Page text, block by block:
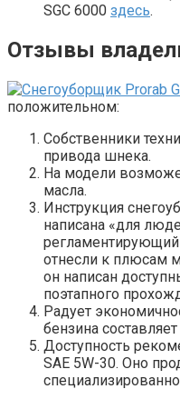
SGC 6000 здесь.
Отзывы
положительном:
Собственники
привода шнека.
На модели
масла.
Инструкция
написана «для
отнесли к плюсам
он написан
поэтапного
Радует
бензина
Доступность
SAE 5W-30. Оно